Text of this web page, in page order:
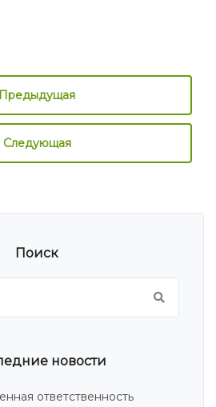
Предыдущая
Следующая
Поиск
новости
ответственность